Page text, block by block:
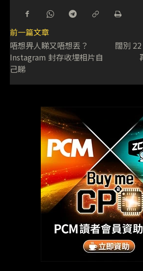
前一篇文章
唔想畀人睇又唔想丟？
Instagram 封存收埋相片自
己睇
闊別